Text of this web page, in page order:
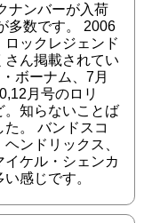
ナンバーが入荷
多数です。 2006
ックレジェンド
さん掲載されてい
ボーナム、7月
月号のロリ
。知らないことば
。 バンドスコ
ンドリックス、
ケル・シェンカ
感じです。